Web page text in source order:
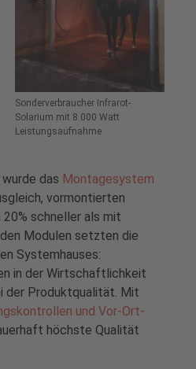
Sonderverbraucher Infrarot-
Solarium mit 8.000 Watt
Leistungsaufnahme
das Montagesystem
vormontierten
schneller als mit
Modulen setzten die
Systemhauses:
in der Wirtschaftlichkeit
der Produktqualität. Mit
und Vor-Ort-
höchste Qualität